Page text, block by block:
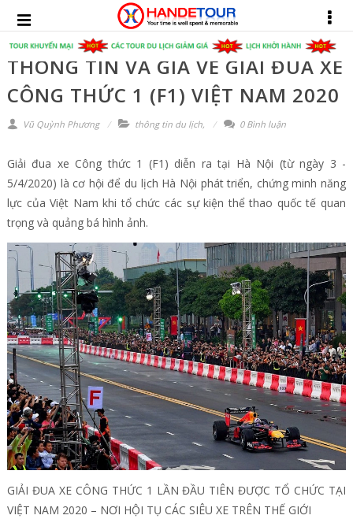
THÔNG TIN VÀ GIÁ VÉ GIẢI ĐUA XE
CÔNG THỨC 1 (F1) VIỆT NAM 2020
Vũ Quỳnh Phương thông tin du lịch, 0 Bình luận
Giải đua xe Công thức 1 (F1) diễn ra tại Hà Nội (từ ngày 3 -
5/4/2020) là cơ hội để du lịch Hà Nội phát triển, chứng minh năng
lực của Việt Nam khi tổ chức các sự kiện thể thao quốc tế quan
trọng và quảng bá hình ảnh.
GIẢI ĐUA XE CÔNG THỨC 1 LẦN ĐẦU TIÊN ĐƯỢC TỔ CHỨC TẠI
VIỆT NAM 2020 – NƠI HỘI TỤ CÁC SIÊU XE TRÊN THẾ GIỚI